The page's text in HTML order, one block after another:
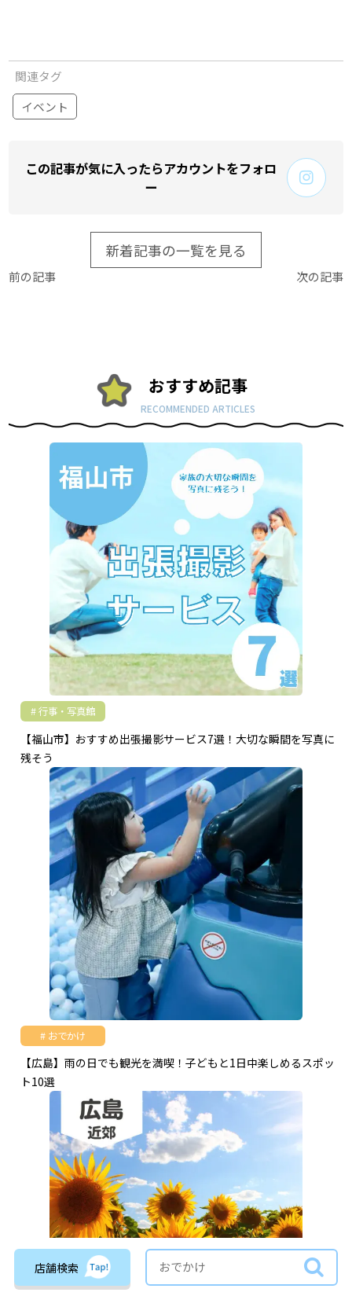
関連タグ
イベント
この記事が気に入ったらアカウントをフォロ
ー
新着記事の一覧を見る
前の記事 次の記事
おすすめ記事
RECOMMENDED ARTICLES
行事・写真館
【福山市】おすすめ出張撮影サービス7選！大切な瞬間を写真に
残そう
おでかけ
【広島】雨の日でも観光を満喫！子どもと1日中楽しめるスポッ
ト10選
店舗検索